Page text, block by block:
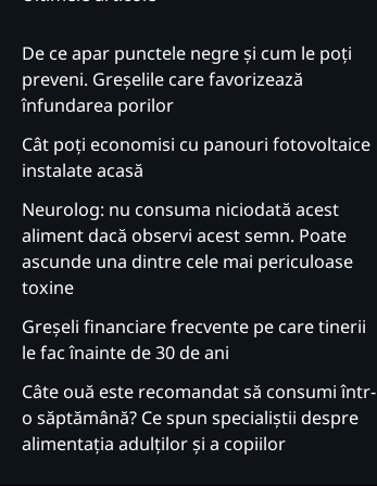
De ce apar punctele negre și cum le poți
preveni. Greșelile care favorizează
înfundarea porilor
Cât poți economisi cu panouri fotovoltaice
instalate acasă
Neurolog: nu consuma niciodată acest
aliment dacă observi acest semn. Poate
ascunde una dintre cele mai periculoase
toxine
Greșeli financiare frecvente pe care tinerii
le fac înainte de 30 de ani
Câte ouă este recomandat să consumi într-
o săptămână? Ce spun specialiștii despre
alimentația adulților și a copiilor